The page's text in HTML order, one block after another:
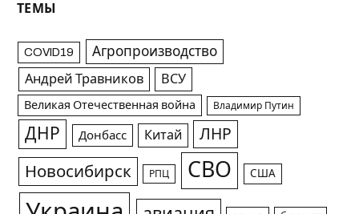
ТЕМЫ
COVID19 Агропроизводство
Андрей Травников ВСУ
Великая Отечественная война Владимир Путин
ДНР Донбасс Китай ЛНР
Новосибирск РПЦ СВО США